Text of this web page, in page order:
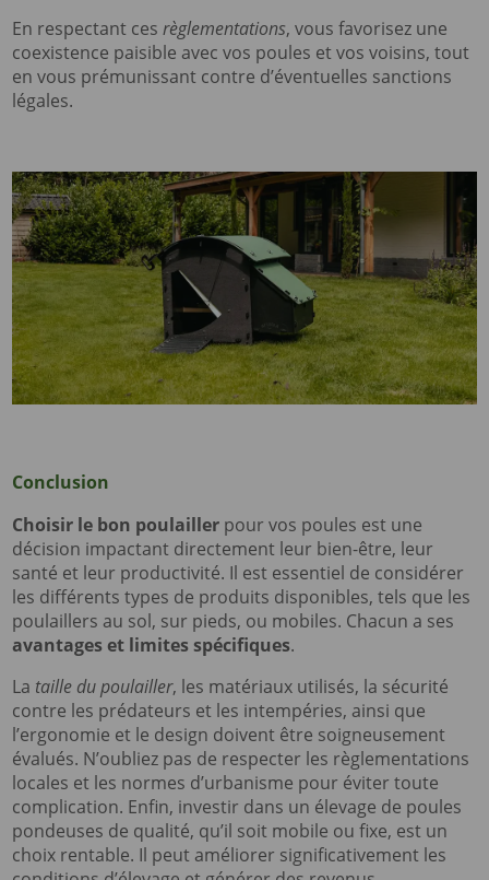
En respectant cesrèglementations, vous favorisez une
coexistence paisible avec vos poules et vos voisins, tout
en vous prémunissant contre d’éventuelles sanctions
légales.
Conclusion
Choisir le bon poulailler pour vos poules est une
décision impactant directement leur bien-être, leur
santé et leur productivité. Il est essentiel de considérer
les différents types de produits disponibles, tels que les
poulaillers au sol, sur pieds, ou mobiles. Chacun a ses
avantages et limites spécifiques.
La taille du poulailler, les matériaux utilisés, la sécurité
contre les prédateurs et les intempéries, ainsi que
l’ergonomie et le design doivent être soigneusement
évalués. N’oubliez pas de respecter les règlementations
locales et les normes d’urbanisme pour éviter toute
complication. Enfin, investir dans un élevage de poules
pondeuses de qualité, qu’il soit mobile ou fixe, est un
choix rentable. Il peut améliorer significativement les